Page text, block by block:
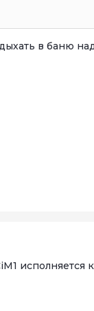
в баню
исполняется